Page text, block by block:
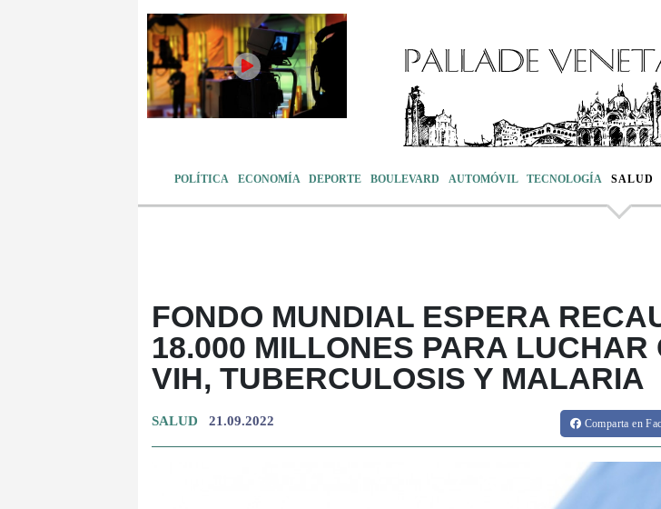
POLÍTICA ECONOMÍA DEPORTE BOULEVARD AUTOMÓVIL TECNOLOGÍA SALUD
FONDO MUNDIAL ESPERA
18.000 MILLONES PARA LUCHAR
VIH, TUBERCULOSIS Y MALARIA
SALUD 21.09.2022 Compartaen